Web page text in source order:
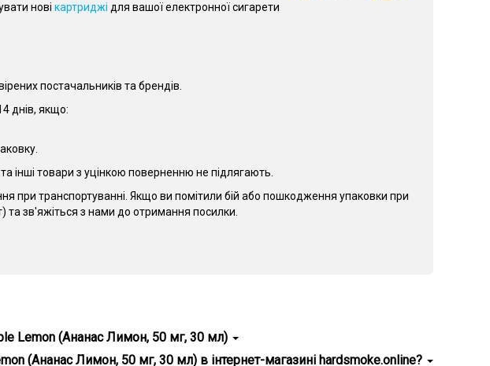
нові картриджі для вашої електронної сигарети
постачальників та брендів.
днів, якщо:
інші товари з уцінкою поверненню не підлягають.
при транспортуванні. Якщо ви помітили бій або пошкодження упаковки при
та зв'яжіться з нами до отримання посилки.
Lemon (Ананас Лимон, 50 мг, 30 мл)
Лимон, 50 мг, 30 мл) - гарантія справжності, зручність використання.
(Ананас Лимон, 50 мг, 30 мл) в інтернет-магазині hardsmoke.online?